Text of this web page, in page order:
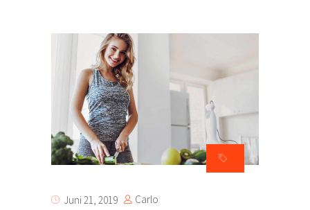
Juni 21, 2019 Carlo